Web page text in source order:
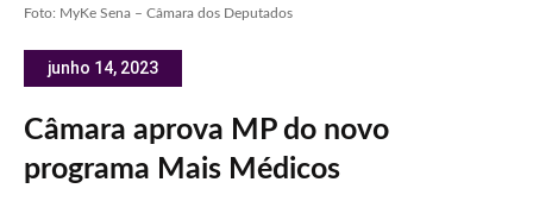
Foto: MyKe Sena – Câmara dos Deputados
junho 14, 2023
Câmara aprova MP do novo
programa Mais Médicos